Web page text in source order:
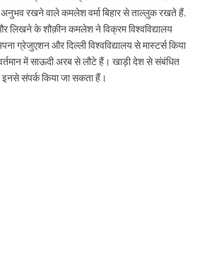
अनुभव रखने वाले कमलेश वर्मा बिहार से ताल्लुक रखते हैं.
लिखने के शौक़ीन कमलेश ने विक्रम विश्वविद्यालय
ग्रेजुएशन और दिल्ली विश्वविद्यालय से मास्टर्स किया
में साऊदी अरब से लौटे हैं। खाड़ी देश से संबंधित
संपर्क किया जा सकता हैं।